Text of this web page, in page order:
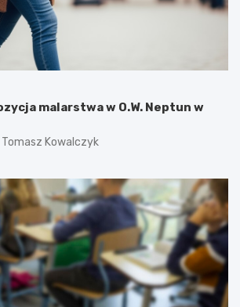
malarstwa w O.W. Neptun w
Tomasz Kowalczyk